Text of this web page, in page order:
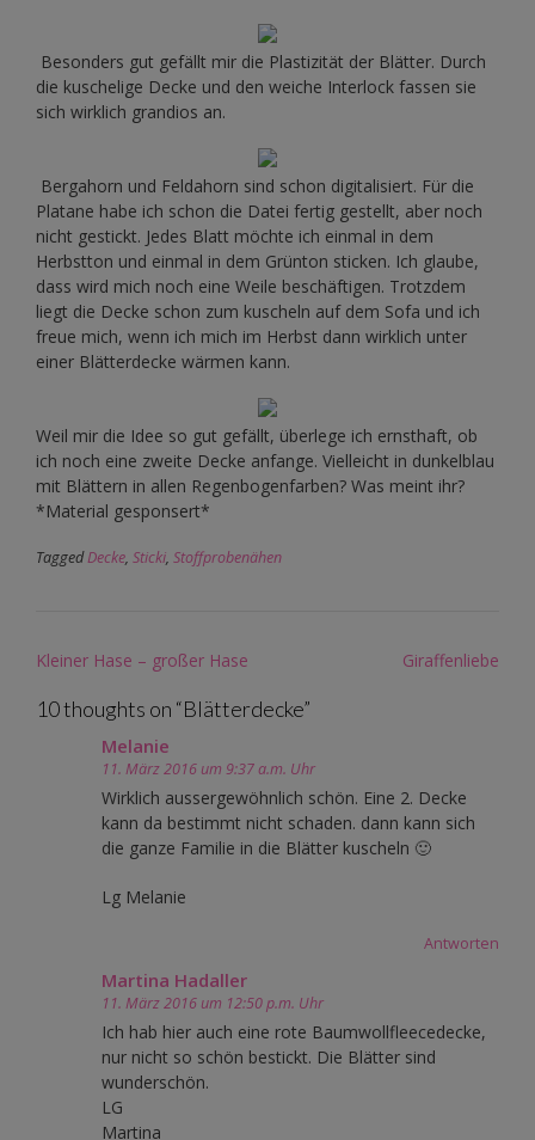
Besonders gut gefällt mir die Plastizität der Blätter. Durch
die kuschelige Decke und den weiche Interlock fassen sie
sich wirklich grandios an.
Bergahorn und Feldahorn sind schon digitalisiert. Für die
Platane habe ich schon die Datei fertig gestellt, aber noch
nicht gestickt. Jedes Blatt möchte ich einmal in dem
Herbstton und einmal in dem Grünton sticken. Ich glaube,
dass wird mich noch eine Weile beschäftigen. Trotzdem
liegt die Decke schon zum kuscheln auf dem Sofa und ich
freue mich, wenn ich mich im Herbst dann wirklich unter
einer Blätterdecke wärmen kann.
Weil mir die Idee so gut gefällt, überlege ich ernsthaft, ob
ich noch eine zweite Decke anfange. Vielleicht in dunkelblau
mit Blättern in allen Regenbogenfarben? Was meint ihr?
*Material gesponsert*
TaggedDecke, Sticki, Stoffprobenähen
Post
Kleiner Hase – großer Hase Giraffenliebe
10 thoughts on “Blätterdecke”
Melanie
11. März 2016 um 9:37 a.m. Uhr
Wirklich aussergewöhnlich schön. Eine 2. Decke
kann da bestimmt nicht schaden. dann kann sich
die ganze Familie in die Blätter kuscheln 🙂
Lg Melanie
Antworten
Martina Hadaller
11. März 2016 um 12:50 p.m. Uhr
Ich hab hier auch eine rote Baumwollfleecedecke,
nur nicht so schön bestickt. Die Blätter sind
wunderschön.
LG
Martina